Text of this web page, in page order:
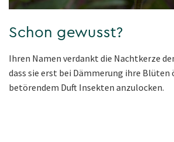
Schon gewusst?
Ihren Namen verdankt die Nachtkerze
dass sie erst bei Dämmerung ihre
betörendem Duft Insekten anzulocken.